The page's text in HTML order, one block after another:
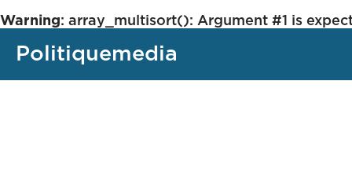
Warning: array_multisort(): Argument #1 is
Politiquemedia